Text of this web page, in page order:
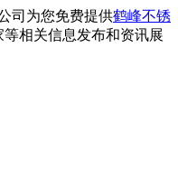
司为您免费提供鹤峰不锈
相关信息发布和资讯展